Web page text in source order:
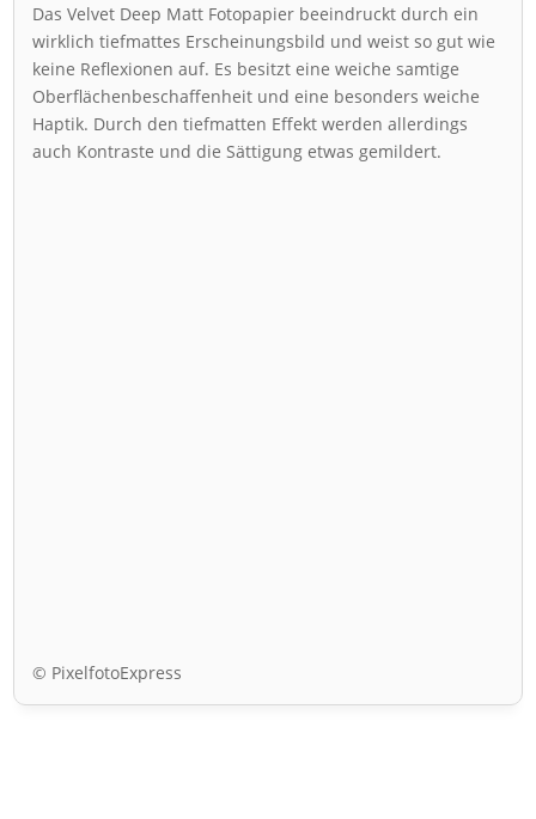
Das Velvet Deep Matt Fotopapier beeindruckt durch ein
wirklich tiefmattes Erscheinungsbild und weist so gut wie
keine Reflexionen auf. Es besitzt eine weiche samtige
Oberflächenbeschaffenheit und eine besonders weiche
Haptik. Durch den tiefmatten Effekt werden allerdings
auch Kontraste und die Sättigung etwas gemildert.
© PixelfotoExpress